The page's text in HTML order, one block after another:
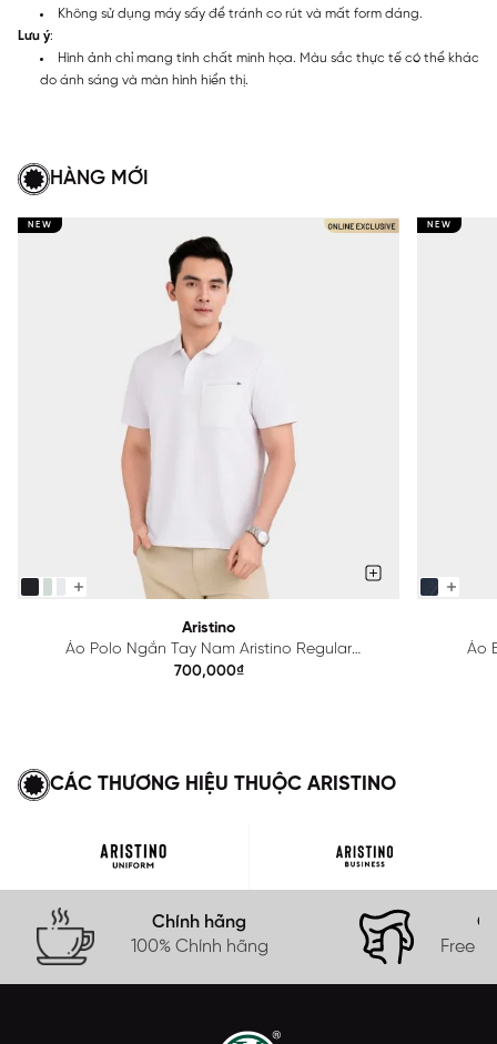
Không sử dụng máy sấy để tránh co rút và mất form dáng.
Lưu ý:
Hình ảnh chỉ mang tính chất minh họa. Màu sắc thực tế có thể khác
do ánh sáng và màn hình hiển thị.
HÀNG MỚI
NEW
Aristino
Áo Polo Ngắn Tay Nam Aristino Regular
APS615EDP01
700,000₫
NEW
Áo
CÁC THƯƠNG HIỆU THUỘC ARISTINO
Chính hãng
100% Chính hãng
Free